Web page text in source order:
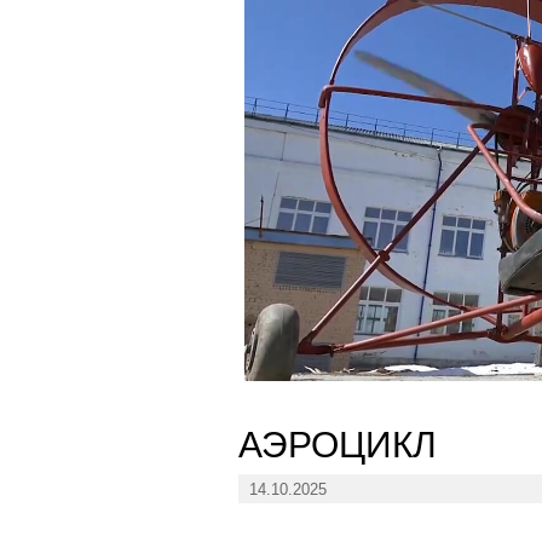
АЭРОЦИКЛ
14.10.2025